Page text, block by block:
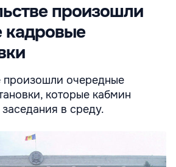
произошли
кадровые
произошли очередные
которые кабмин
в среду.